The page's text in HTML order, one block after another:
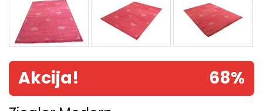
Akcija! 68%